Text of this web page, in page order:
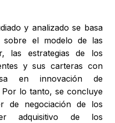
y analizado se basa
sobre el modelo de las
las estrategias de los
y sus carteras con
en innovación de
lo tanto, se concluye
de negociación de los
adquisitivo de los